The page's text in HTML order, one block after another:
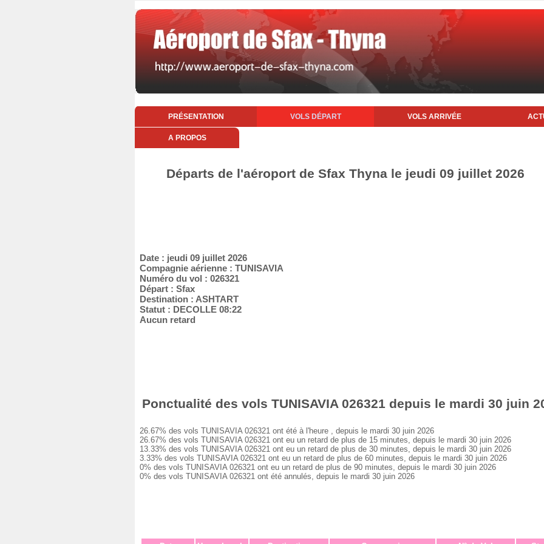
PRÉSENTATION VOLS DÉPART VOLS ARRIVÉE
A PROPOS
Départs de l'aéroport de Sfax Thyna le jeudi 09 juillet 2026
Date : jeudi 09 juillet 2026
Compagnie aérienne : TUNISAVIA
Numéro du vol : 026321
Départ : Sfax
Destination : ASHTART
Statut : DECOLLE 08:22
Aucun retard
Ponctualité des vols TUNISAVIA 026321 depuis le mardi 30 juin
26.67% des vols TUNISAVIA 026321 ont été à l'heure , depuis le mardi 30 juin 2026
26.67% des vols TUNISAVIA 026321 ont eu un retard de plus de 15 minutes, depuis le mardi 30 juin 2026
13.33% des vols TUNISAVIA 026321 ont eu un retard de plus de 30 minutes, depuis le mardi 30 juin 2026
3.33% des vols TUNISAVIA 026321 ont eu un retard de plus de 60 minutes, depuis le mardi 30 juin 2026
0% des vols TUNISAVIA 026321 ont eu un retard de plus de 90 minutes, depuis le mardi 30 juin 2026
0% des vols TUNISAVIA 026321 ont été annulés, depuis le mardi 30 juin 2026